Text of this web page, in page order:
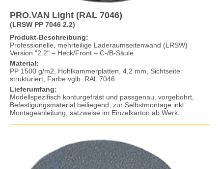
PRO.VAN Light (RAL 7046)
(LRSW PP 7046 2.2)
Produkt-Beschreibung:
Professionelle, mehrteilige Laderaumseitenwand (LRSW)
Version "2.2" – Heck/Front – C-/B-Säule
Material:
PP 1500 g/m2, Hohlkammerplatten, 4,2 mm, Sichtseite
strukturiert, Farbe vglb. RAL 7046.
Lieferumfang:
Modellspezifisch konturgefräst und passgenau, vorgebohrt,
Befestigungsmaterial beiliegend, zur Selbstmontage inkl.
Montageanleitung, satzweise im Einzelkarton ab Werk.